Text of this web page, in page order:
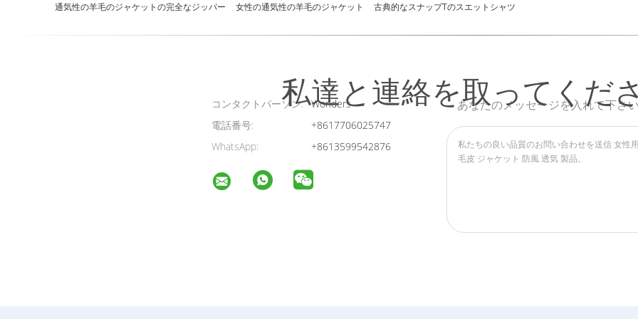
通気性の羊毛のジャケットの完全なジッパー 女性の通気性の羊毛のジャケット 古典的なスナップTのスエットシャツ
私達と連絡を取ってくだ
コンタクトパーソン: Wonders
電話番号:
+8617706025747
WhatsApp:
+8613599542876
あなたのメッセージを入れて下さ